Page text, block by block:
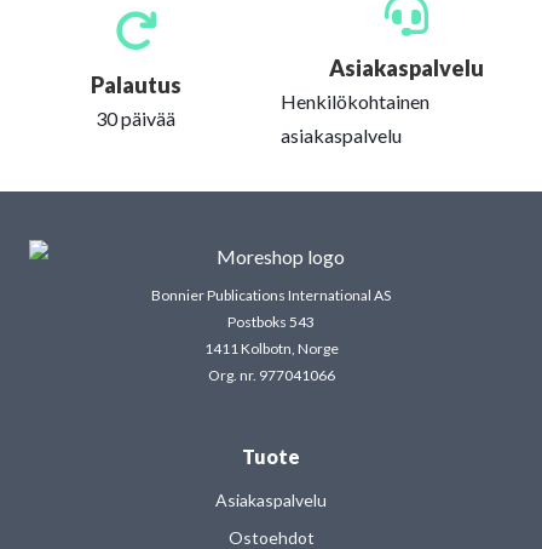
Palautus
30 päivää
Asiakaspalvelu
Henkilökohtainen
asiakaspalvelu
Bonnier Publications International AS
Postboks 543
1411 Kolbotn, Norge
Org. nr. 977041066
Tuote
Asiakaspalvelu
Ostoehdot